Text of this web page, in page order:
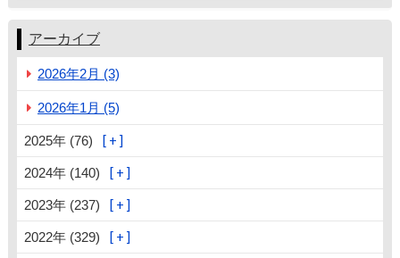
アーカイブ
2026年2月 (3)
2026年1月 (5)
2025年 (76)
2024年 (140)
2023年 (237)
2022年 (329)